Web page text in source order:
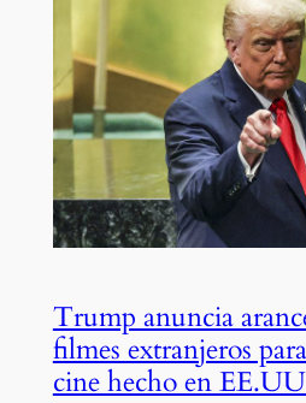
Trump anuncia
filmes extranjeros
cine hecho en